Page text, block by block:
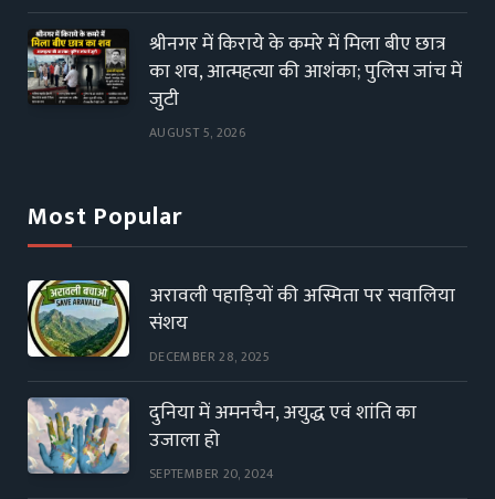
श्रीनगर में किराये के कमरे में मिला बीए छात्र
का शव, आत्महत्या की आशंका; पुलिस जांच में
जुटी
AUGUST 5, 2026
Most Popular
अरावली पहाड़ियों की अस्मिता पर सवालिया
संशय
DECEMBER 28, 2025
दुनिया में अमनचैन, अयुद्ध एवं शांति का
उजाला हो
SEPTEMBER 20, 2024